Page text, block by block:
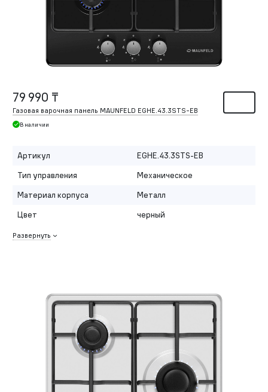
79 990 ₸
Газовая варочная панель MAUNFELD EGHE.43.3STS-EB
В наличии
Артикул
EGHE.43.3STS-EB
Тип управления
Механическое
Материал корпуса
Металл
Цвет
черный
Развернуть